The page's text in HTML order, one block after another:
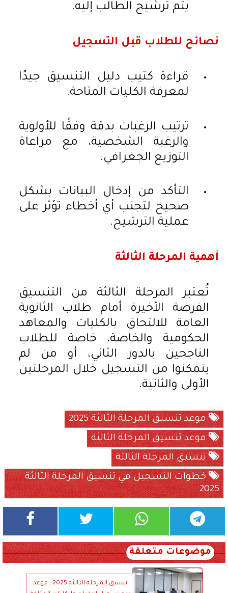
يتم ترشيح الطالب إليه.
نصائح للطلاب قبل التسجيل
قراءة كتيب دليل التنسيق جيدًا
لمعرفة الكليات المتاحة.
ترتيب الرغبات بدقة وفقًا للأولوية
والرغبة الشخصية، مع مراعاة
التوزيع الجغرافي.
التأكد من إدخال البيانات بشكل
صحيح لتجنب أي أخطاء تؤثر على
عملية الترشيح.
أهمية المرحلة الثالثة
تُعتبر المرحلة الثالثة من التنسيق
الفرصة الأخيرة أمام طلاب الثانوية
العامة للالتحاق بالكليات والمعاهد
الحكومية والخاصة، خاصة للطلاب
الناجحين بالدور الثاني، أو من لم
يتمكنوا من التسجيل خلال المرحلتين
الأولى والثانية.
موعد تنسيق المرحلة الثالثة 2025
موعد تنسيق المرحلة الثالثة
تنسيق المرحلة الثالثة
خطوات التسجيل في تنسيق المرحلة الثالثة
2025
موضوعات متعلقة
تنسيق المرحلة الثالثة 2025.. موعد